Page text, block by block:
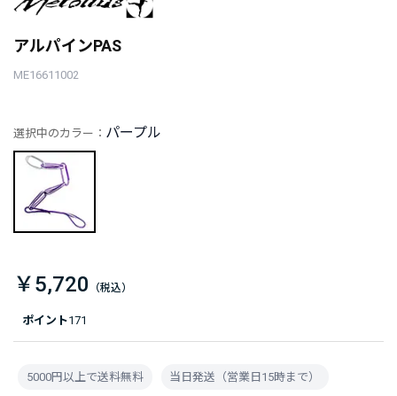
アルパインPAS
ME16611002
ポイント171
選択中のカラー： パープル
￥5,720
5000円以上で送料無料 当日発送（営業日15時まで）